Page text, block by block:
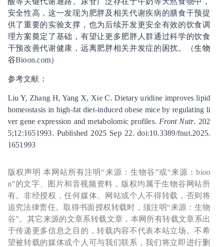
安全性高，这一发现为肥胖及相关代谢疾病的膳食干预提
供了重要的实验支撑，也为后续开发更安全有效的饮食调
理方案奠定了基础，有望让更多肥胖人群通过科学的饮食
干预改善代谢健康，远离肥胖相关并发症的困扰。（生物
谷Bioon.com）
参考文献：
Liu Y, Zhang H, Yang X, Xie C. Dietary uridine improves lipid
homeostasis in high-fat diet-induced obese mice by regulating li
ver gene expression and metabolomic profiles. Front Nutr. 202
5;12:1651993. Published 2025 Sep 22. doi:10.3389/fnut.2025.
1651993
版权声明 本网站所有注明“来源：生物谷”或“来源：bioo
n”的文字、图片和音视频资料，版权均属于生物谷网站所
有。非经授权，任何媒体、网站或个人不得转载，否则将
追究法律责任。取得书面授权转载时，须注明“来源：生物
谷”。其它来源的文章系转载文章，本网所有转载文章系出
于传递更多信息之目的，转载内容不代表本站立场。不希
望被转载的媒体或个人可与我们联系，我们将立即进行删